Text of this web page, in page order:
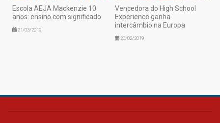
Escola AEJA Mackenzie 10
anos: ensino com significado
21/03/2019
Vencedora do High School
Experience ganha
intercâmbio na Europa
20/02/2019